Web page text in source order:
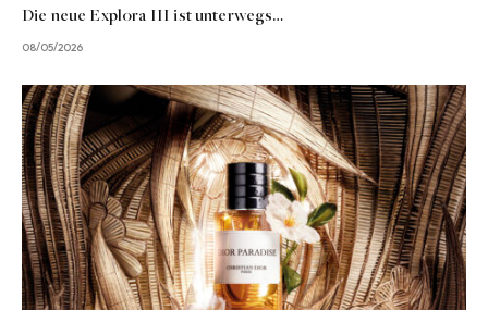
Die neue Explora III ist unterwegs…
08/05/2026